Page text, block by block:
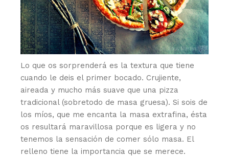
Lo que os sorprenderá es la textura que tiene
cuando le deis el primer bocado. Crujiente,
aireada y mucho más suave que una pizza
tradicional (sobretodo de masa gruesa). Si sois de
los míos, que me encanta la masa extrafina, ésta
os resultará maravillosa porque es ligera y no
tenemos la sensación de comer sólo masa. El
relleno tiene la importancia que se merece.